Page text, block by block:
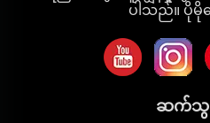
ပါသည်။ ပိုမို
ဆက်သွ